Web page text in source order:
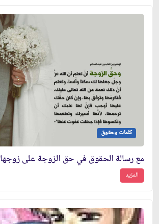
كلمات وحقوق
مع رسالة الحقوق في حق الزوجة على زوجها
المزيد